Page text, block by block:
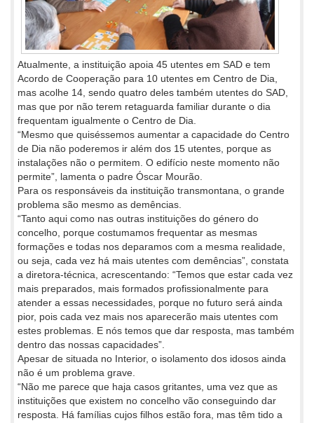
Atualmente, a instituição apoia 45 utentes em SAD e tem
Acordo de Cooperação para 10 utentes em Centro de Dia,
mas acolhe 14, sendo quatro deles também utentes do SAD,
mas que por não terem retaguarda familiar durante o dia
frequentam igualmente o Centro de Dia.
“Mesmo que quiséssemos aumentar a capacidade do Centro
de Dia não poderemos ir além dos 15 utentes, porque as
instalações não o permitem. O edifício neste momento não
permite”, lamenta o padre Óscar Mourão.
Para os responsáveis da instituição transmontana, o grande
problema são mesmo as demências.
“Tanto aqui como nas outras instituições do género do
concelho, porque costumamos frequentar as mesmas
formações e todas nos deparamos com a mesma realidade,
ou seja, cada vez há mais utentes com demências”, constata
a diretora-técnica, acrescentando: “Temos que estar cada vez
mais preparados, mais formados profissionalmente para
atender a essas necessidades, porque no futuro será ainda
pior, pois cada vez mais nos aparecerão mais utentes com
estes problemas. E nós temos que dar resposta, mas também
dentro das nossas capacidades”.
Apesar de situada no Interior, o isolamento dos idosos ainda
não é um problema grave.
“Não me parece que haja casos gritantes, uma vez que as
instituições que existem no concelho vão conseguindo dar
resposta. Há famílias cujos filhos estão fora, mas têm tido a